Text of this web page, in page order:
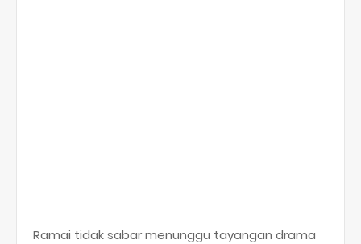
Ramai tidak sabar menunggu tayangan drama